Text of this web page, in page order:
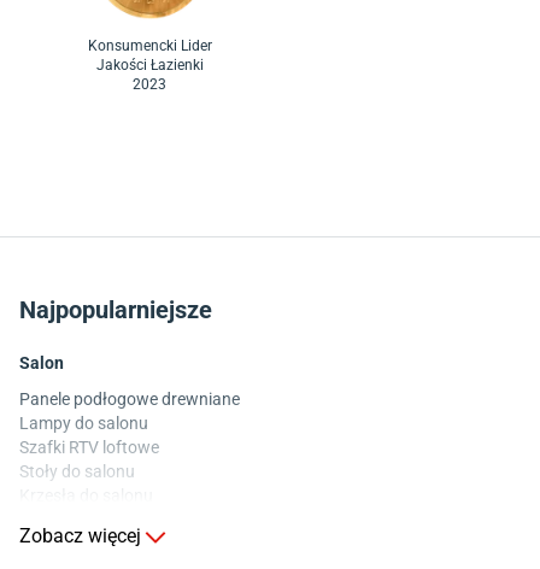
Konsumencki Lider
Jakości Łazienki
2023
Najpopularniejsze
Salon
Panele podłogowe drewniane
Lampy do salonu
Szafki RTV loftowe
Stoły do salonu
Zobacz więcej